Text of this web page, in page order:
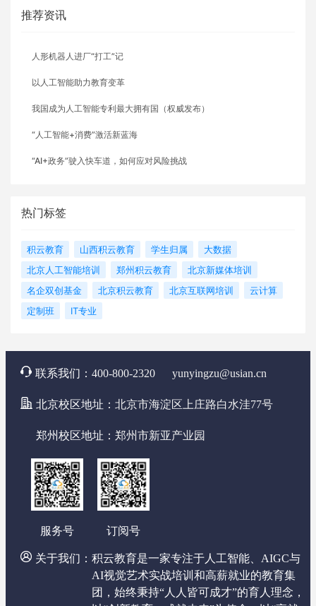
推荐资讯
人形机器人进厂“打工”记
以人工智能助力教育变革
我国成为人工智能专利最大拥有国（权威发布）
“人工智能+消费”激活新蓝海
“AI+政务”驶入快车道，如何应对风险挑战
热门标签
积云教育 山西积云教育 学生归属
大数据
北京人工智能培训
郑州积云教育
北京新媒体培训
名企双创基金
北京积云教育 北京互联网培训
云计算
定制班
IT专业